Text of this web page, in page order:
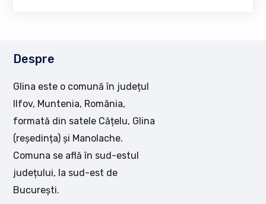
Despre
Glina este o comună în județul
Ilfov, Muntenia, România,
formată din satele Cățelu, Glina
(reședința) și Manolache.
Comuna se află în sud-estul
județului, la sud-est de
București.